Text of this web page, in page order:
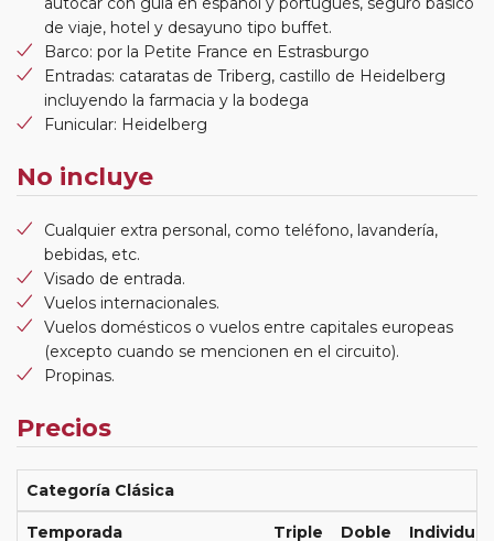
de viaje, hotel y desayuno tipo buffet.
Barco: por la Petite France en Estrasburgo
Entradas: cataratas de Triberg, castillo de Heidelberg
incluyendo la farmacia y la bodega
Funicular: Heidelberg
No incluye
Cualquier extra personal, como teléfono, lavandería,
bebidas, etc.
Visado de entrada.
Vuelos internacionales.
Vuelos domésticos o vuelos entre capitales europeas
(excepto cuando se mencionen en el circuito).
Propinas.
Precios
Categoría Clásica
Temporada Triple Doble Individual